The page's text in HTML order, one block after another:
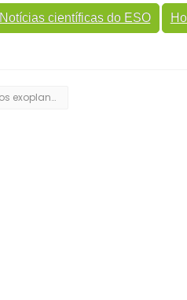
Notícias científicas do ESO
Ciência dos exoplanetas